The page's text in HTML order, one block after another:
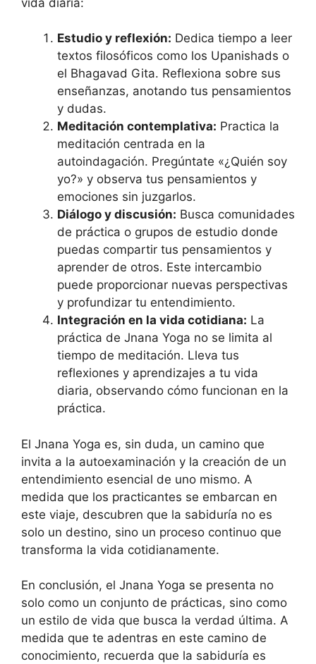
Estudio y reflexión: Dedica tiempo a leer
textos filosóficos como los Upanishads o
el Bhagavad Gita. Reflexiona sobre sus
enseñanzas, anotando tus pensamientos
y dudas.
Meditación contemplativa: Practica la
meditación centrada en la
autoindagación. Pregúntate «¿Quién soy
yo?» y observa tus pensamientos y
emociones sin juzgarlos.
Diálogo y discusión: Busca comunidades
de práctica o grupos de estudio donde
puedas compartir tus pensamientos y
aprender de otros. Este intercambio
puede proporcionar nuevas perspectivas
y profundizar tu entendimiento.
Integración en la vida cotidiana: La
práctica de Jnana Yoga no se limita al
tiempo de meditación. Lleva tus
reflexiones y aprendizajes a tu vida
diaria, observando cómo funcionan en la
práctica.
El Jnana Yoga es, sin duda, un camino que
invita a la autoexaminación y la creación de un
entendimiento esencial de uno mismo. A
medida que los practicantes se embarcan en
este viaje, descubren que la sabiduría no es
solo un destino, sino un proceso continuo que
transforma la vida cotidianamente.
En conclusión, el Jnana Yoga se presenta no
solo como un conjunto de prácticas, sino como
un estilo de vida que busca la verdad última. A
medida que te adentras en este camino de
conocimiento, recuerda que la sabiduría es